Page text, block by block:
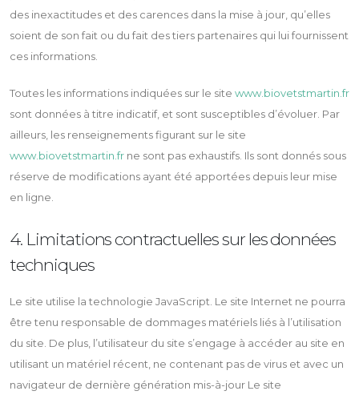
des inexactitudes et des carences dans la mise à jour, qu’elles
soient de son fait ou du fait des tiers partenaires qui lui fournissent
ces informations.
Toutes les informations indiquées sur le site www.biovetstmartin.fr
sont données à titre indicatif, et sont susceptibles d’évoluer. Par
ailleurs, les renseignements figurant sur le site
www.biovetstmartin.fr ne sont pas exhaustifs. Ils sont donnés sous
réserve de modifications ayant été apportées depuis leur mise
en ligne.
4. Limitations contractuelles sur les données
techniques
Le site utilise la technologie JavaScript. Le site Internet ne pourra
être tenu responsable de dommages matériels liés à l’utilisation
du site. De plus, l’utilisateur du site s’engage à accéder au site en
utilisant un matériel récent, ne contenant pas de virus et avec un
navigateur de dernière génération mis-à-jour Le site